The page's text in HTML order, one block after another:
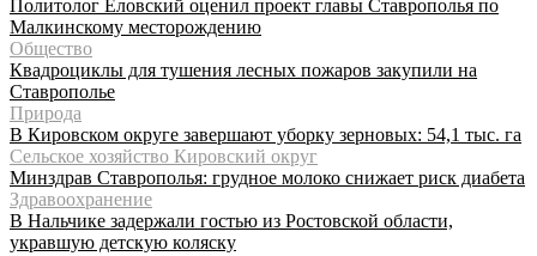
Политолог Еловский оценил проект главы Ставрополья по
Малкинскому месторождению
Общество
Квадроциклы для тушения лесных пожаров закупили на
Ставрополье
Природа
В Кировском округе завершают уборку зерновых: 54,1 тыс. га
Сельское хозяйство Кировский округ
Минздрав Ставрополья: грудное молоко снижает риск диабета
Здравоохранение
В Нальчике задержали гостью из Ростовской области,
укравшую детскую коляску